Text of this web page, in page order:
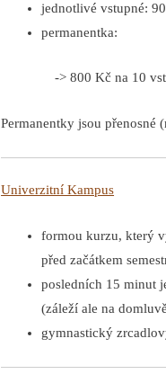
jednotlivé vstupné:
permanentka:
-> 800 Kč na 10
Permanentky jsou přenosné
Univerzitní Kampus
formou kurzu, který
před začátkem
posledních 15 minut
(záleží ale na
gymnastický